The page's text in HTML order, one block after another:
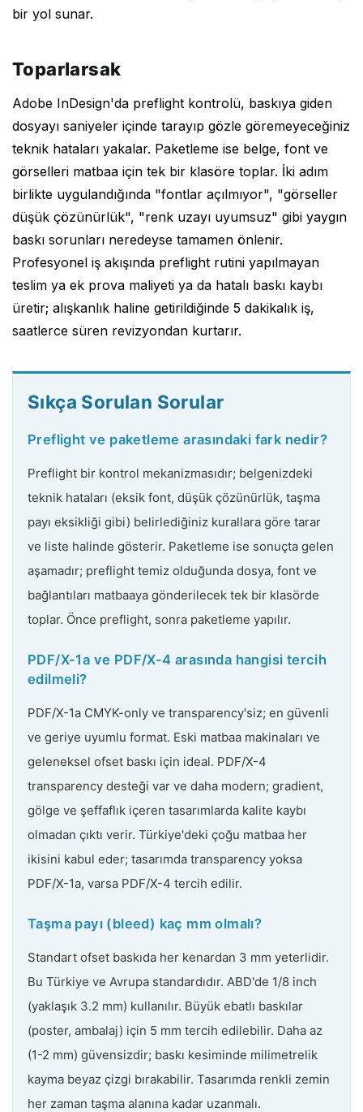
bir yol sunar.
Toparlarsak
Adobe InDesign'da preflight kontrolü, baskıya giden
dosyayı saniyeler içinde tarayıp gözle göremeyeceğiniz
teknik hataları yakalar. Paketleme ise belge, font ve
görselleri matbaa için tek bir klasöre toplar. İki adım
birlikte uygulandığında "fontlar açılmıyor", "görseller
düşük çözünürlük", "renk uzayı uyumsuz" gibi yaygın
baskı sorunları neredeyse tamamen önlenir.
Profesyonel iş akışında preflight rutini yapılmayan
teslim ya ek prova maliyeti ya da hatalı baskı kaybı
üretir; alışkanlık haline getirildiğinde 5 dakikalık iş,
saatlerce süren revizyondan kurtarır.
Sıkça Sorulan Sorular
Preflight ve paketleme arasındaki fark nedir?
Preflight bir kontrol mekanizmasıdır; belgenizdeki
teknik hataları (eksik font, düşük çözünürlük, taşma
payı eksikliği gibi) belirlediğiniz kurallara göre tarar
ve liste halinde gösterir. Paketleme ise sonuçta gelen
aşamadır; preflight temiz olduğunda dosya, font ve
bağlantıları matbaaya gönderilecek tek bir klasörde
toplar. Önce preflight, sonra paketleme yapılır.
PDF/X-1a ve PDF/X-4 arasında hangisi tercih
edilmeli?
PDF/X-1a CMYK-only ve transparency'siz; en güvenli
ve geriye uyumlu format. Eski matbaa makinaları ve
geleneksel ofset baskı için ideal. PDF/X-4
transparency desteği var ve daha modern; gradient,
gölge ve şeffaflık içeren tasarımlarda kalite kaybı
olmadan çıktı verir. Türkiye'deki çoğu matbaa her
ikisini kabul eder; tasarımda transparency yoksa
PDF/X-1a, varsa PDF/X-4 tercih edilir.
Taşma payı (bleed) kaç mm olmalı?
Standart ofset baskıda her kenardan 3 mm yeterlidir.
Bu Türkiye ve Avrupa standardıdır. ABD'de 1/8 inch
(yaklaşık 3.2 mm) kullanılır. Büyük ebatlı baskılar
(poster, ambalaj) için 5 mm tercih edilebilir. Daha az
(1-2 mm) güvensizdir; baskı kesiminde milimetrelik
kayma beyaz çizgi bırakabilir. Tasarımda renkli zemin
her zaman taşma alanına kadar uzanmalı.